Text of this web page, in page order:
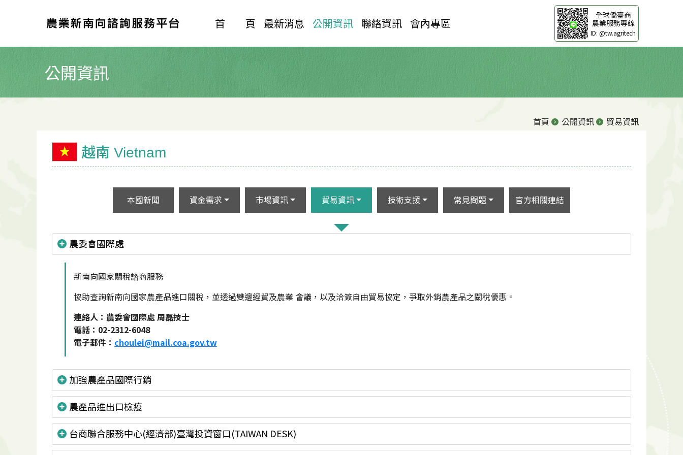
首 頁 最新消息 公開資訊 聯絡資訊 會內專區
全球僑臺商
農業服務專線
ID: @tw.agritech
公開資訊
首頁 公開資訊 貿易資訊
越南 Vietnam
本國新聞 資金需求 市場資訊 貿易資訊 技術支援 常見問題 官方相關連結
農委會國際處
新南向國家關稅諮商服務
協助查詢新南向國家農產品進口關稅，並透過雙邊經貿及農業 會議，以及洽簽自由貿易協定，爭取外銷農產品之關稅優惠。
連絡人：農委會國際處 周磊技士
電話：02-2312-6048
電子郵件： choulei@mail.coa.gov.tw
加強農產品國際行銷
農產品進出口檢疫
台商聯合服務中心(經濟部)臺灣投資窗口(TAIWAN DESK)